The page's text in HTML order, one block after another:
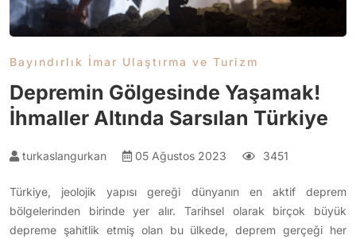
Bayındırlık İmar Ulaştırma ve Turizm
Depremin Gölgesinde Yaşamak!
İhmaller Altında Sarsılan Türkiye
turkaslangurkan 05 Ağustos 2023 3451
Türkiye, jeolojik yapısı gereği dünyanın en aktif deprem
bölgelerinden birinde yer alır. Tarihsel olarak birçok büyük
depreme şahitlik etmiş olan bu ülkede, deprem gerçeği her